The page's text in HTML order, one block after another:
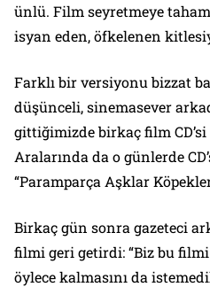
ünlü. Film seyretmeye
isyan eden, öfkelenen
Farklı bir versiyonu bizzat
düşünceli, sinemasever
gittiğimizde birkaç film CD’si
Aralarında da o günlerde
“Paramparça Aşklar
Birkaç gün sonra gazeteci
filmi geri getirdi: “Biz bu
öylece kalmasını da